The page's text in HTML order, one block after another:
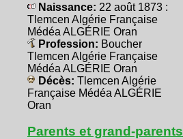
Naissance: 22 août 1873 :
Tlemcen Algérie Française
Médéa ALGÉRIE Oran
Profession: Boucher
Tlemcen Algérie Française
Médéa ALGÉRIE Oran
Décès: Tlemcen Algérie
Française Médéa ALGÉRIE
Oran
Parents et grand-parents